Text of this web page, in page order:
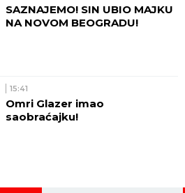
SAZNAJEMO! SIN UBIO MAJKU
NA NOVOM BEOGRADU!
15:41
Omri Glazer imao
saobraćajku!